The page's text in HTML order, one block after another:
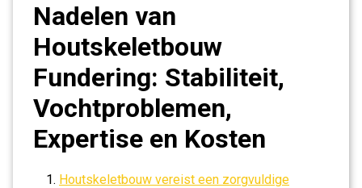
Nadelen van
Houtskeletbouw
Fundering: Stabiliteit,
Vochtproblemen,
Expertise en Kosten
Houtskeletbouw vereist een zorgvuldige